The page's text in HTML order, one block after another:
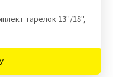
тарелок 13''/18'',